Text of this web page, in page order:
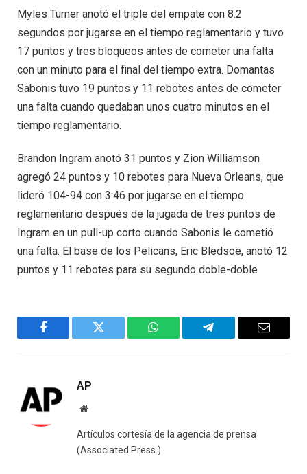
Myles Turner anotó el triple del empate con 8.2
segundos por jugarse en el tiempo reglamentario y tuvo
17 puntos y tres bloqueos antes de cometer una falta
con un minuto para el final del tiempo extra. Domantas
Sabonis tuvo 19 puntos y 11 rebotes antes de cometer
una falta cuando quedaban unos cuatro minutos en el
tiempo reglamentario.
Brandon Ingram anotó 31 puntos y Zion Williamson
agregó 24 puntos y 10 rebotes para Nueva Orleans, que
lideró 104-94 con 3:46 por jugarse en el tiempo
reglamentario después de la jugada de tres puntos de
Ingram en un pull-up corto cuando Sabonis le cometió
una falta. El base de los Pelicans, Eric Bledsoe, anotó 12
puntos y 11 rebotes para su segundo doble-doble
Facebook Twitter WhatsAppTelegram Email
AP
Website
Artículos cortesía de la agencia de prensa
(Associated Press.)